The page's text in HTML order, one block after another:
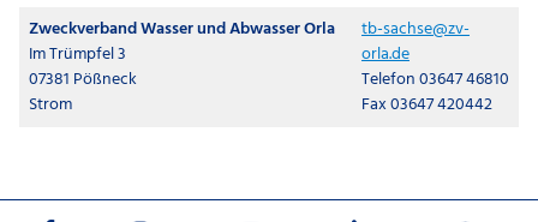
Zweckverband Wasser und Abwasser Orla
Im Trümpfel 3
07381 Pößneck
Strom
tb-sachse@zv-
orla.de
Telefon 03647 46810
Fax 03647 420442